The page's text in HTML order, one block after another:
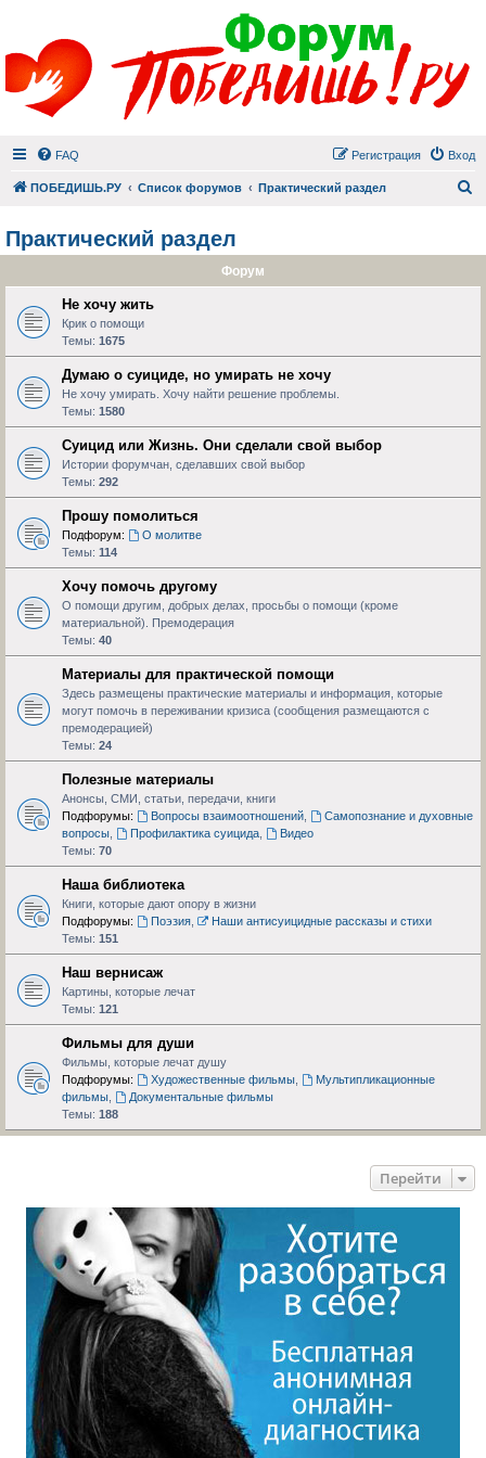
FAQ Вход
Регистрация
ПОБЕДИШЬ.РУ Список форумов Практический раздел
Практический раздел
Форум
Не хочу жить
Крик о помощи
Темы: 1675
Думаю о суициде, но умирать не хочу
Не хочу умирать. Хочу найти решение проблемы.
Темы: 1580
Суицид или Жизнь. Они сделали свой выбор
Истории форумчан, сделавших свой выбор
Темы: 292
Прошу помолиться
Подфорум:
О молитве
Темы: 114
Хочу помочь другому
О помощи другим, добрых делах, просьбы о помощи (кроме
материальной). Премодерация
Темы: 40
Материалы для практической помощи
Здесь размещены практические материалы и информация, которые
могут помочь в переживании кризиса (сообщения размещаются с
премодерацией)
Темы: 24
Полезные материалы
Анонсы, СМИ, статьи, передачи, книги
Подфорумы:
Вопросы взаимоотношений,
Самопознание и духовные
вопросы
Профилактика суицида,
Видео
Темы: 70
Наша библиотека
Книги, которые дают опору в жизни
Подфорумы:
Поэзия,
Наши антисуицидные рассказы и стихи
Темы: 151
Наш вернисаж
Картины, которые лечат
Темы: 121
Фильмы для души
Фильмы, которые лечат душу
Подфорумы:
Художественные фильмы,
Мультипликационные
фильмы
Документальные фильмы
Темы: 188
Перейти